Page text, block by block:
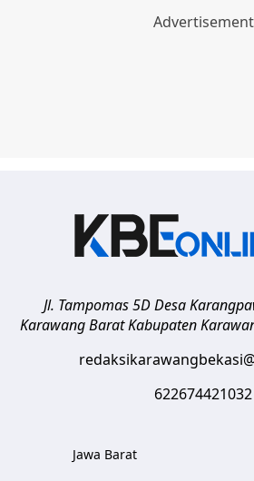
Jl. Tampomas 5D Desa
Karawang Barat Kabupaten
622674421032
Jawa Barat